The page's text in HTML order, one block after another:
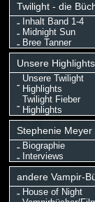
Twilight - die
Inhalt Band 1-4
Midnight Sun
Bree Tanner
Unsere Highlights
Unsere Twilight
Highlights
Twilight Fieber
Highlights
Stephenie Meyer
Biographie
Interviews
andere Vampir-
House of Night